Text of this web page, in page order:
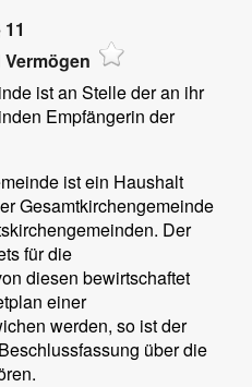
11
ist an Stelle der an ihr
Empfängerin der
ist ein Haushalt
Gesamtkirchengemeinde
Der
für die
diesen bewirtschaftet
einer
werden, so ist der
über die